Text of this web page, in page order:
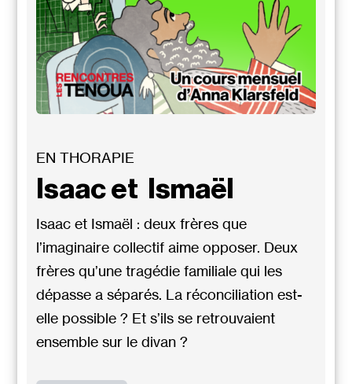
EN THORAPIE
Isaac et Ismaël
Isaac et Ismaël : deux frères que
l’imaginaire collectif aime opposer. Deux
frères qu’une tragédie familiale qui les
dépasse a séparés. La réconciliation est-
elle possible ? Et s’ils se retrouvaient
ensemble sur le divan ?